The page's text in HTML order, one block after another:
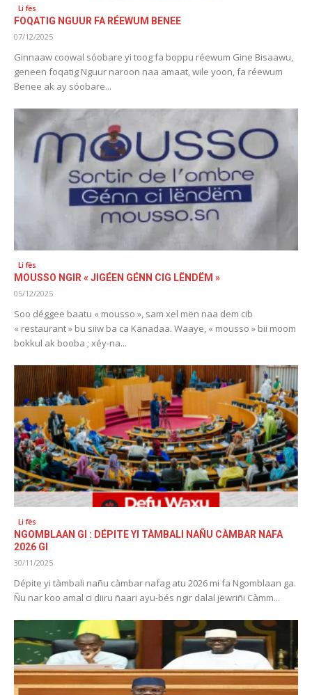
Li fës
FOQATIG NGUUR FA RÉEWUM BENEE
07/12/2025
Ginnaaw coowal sóobare yi toog fa boppu réewum Gine Bisaawu,
geneen foqatig Nguur naroon naa amaat, wile yoon, fa réewum
Benee ak ay sóobare...
Li fës
MOUSSO NGIR « JIGÉEN GÉNN CIG LËNDËM »
05/12/2025
Soo déggee baatu « mousso », sam xel mën naa dem cib
« restaurant » bu siiw ba ca Kanadaa. Waaye, « mousso » bii moom
bokkul ak booba ; xéy-na...
Li fës
NGOMBLAAN GI : DÉPITE YI TÀMBALI NAÑU CÀMBAR NAFA
2026 GI
30/11/2025
Dépite yi tàmbali nañu càmbar nafag atu 2026 mi fa Ngomblaan ga.
Ñu nar koo amal ci diiru ñaari ayu-bés ngir dalal jëwriñi Càmm...